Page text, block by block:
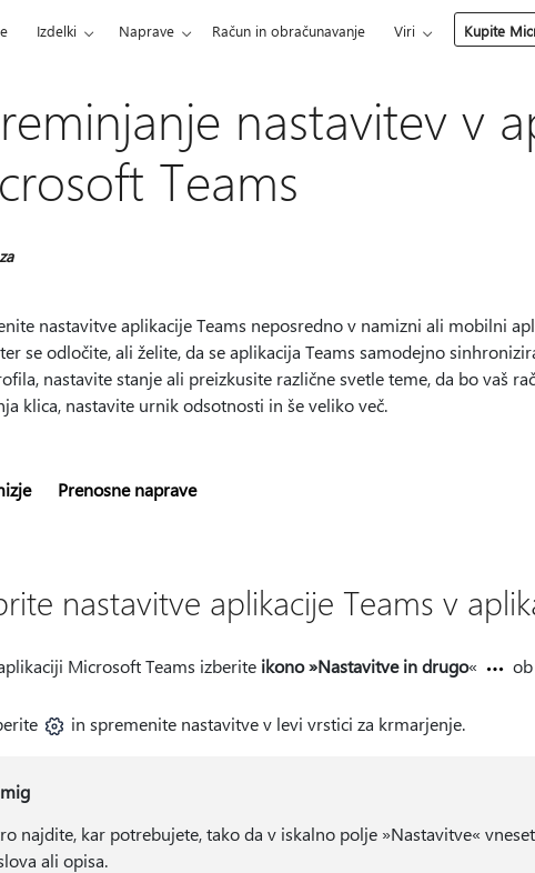
Izdelki Naprave Račun in obračunavanje Viri Kupite
nastavitev v
Teams
nastavitve aplikacije Teams neposredno v namizni ali mobilni
se odločite, ali želite, da se aplikacija Teams samodejno
nastavite stanje ali preizkusite različne svetle teme, da bo vaš
klica, nastavite urnik odsotnosti in še veliko več.
Prenosne naprave
nastavitve aplikacije Teams v
Microsoft Teams izberite ikono »Nastavitve in drugo«
in spremenite nastavitve v levi vrstici za krmarjenje.
najdite, kar potrebujete, tako da v iskalno polje »Nastavitve«
ali opisa.